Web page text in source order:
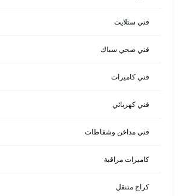
فني ستلايت
فني صحي سباك
فني كاميرات
فني كهربائي
فني مداخن وشفاطات
كاميرات مراقبة
كراج متنقل